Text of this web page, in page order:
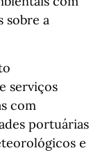
sobre a
serviços
com
portuárias
e